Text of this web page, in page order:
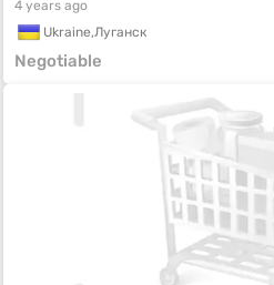
4 years ago
Ukraine,Луганск
Negotiable